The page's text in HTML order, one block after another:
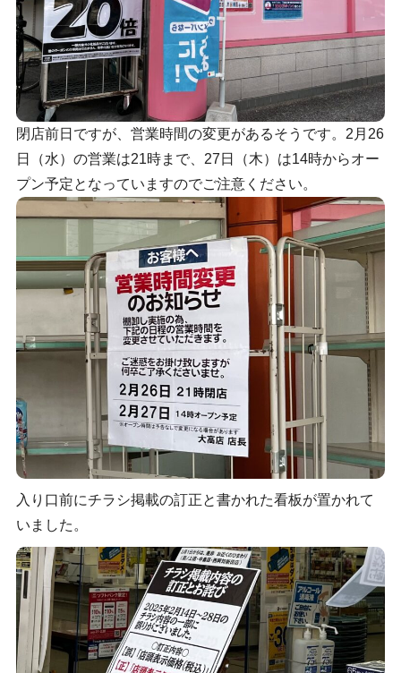
閉店前日ですが、営業時間の変更があるそうです。2月26
日（水）の営業は21時まで、27日（木）は14時からオー
プン予定となっていますのでご注意ください。
入り口前にチラシ掲載の訂正と書かれた看板が置かれて
いました。